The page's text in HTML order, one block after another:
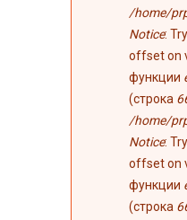
/home/
Notice:
offset on
функции
(строка
/home/
Notice:
offset on
функции
(строка